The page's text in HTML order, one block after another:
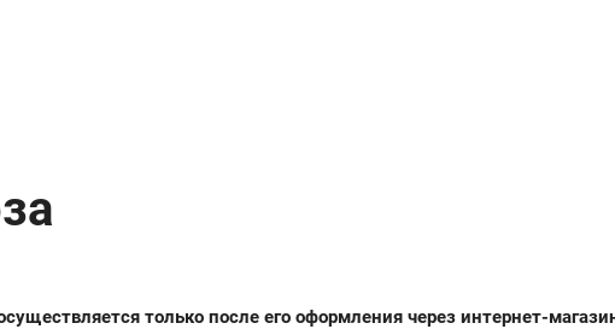
только после его оформления через интернет-